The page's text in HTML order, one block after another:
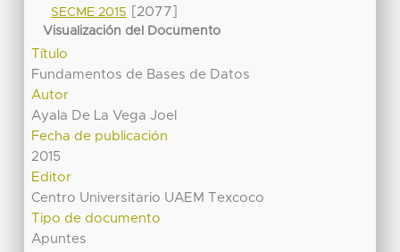
SECME 2015
[2077]
Visualización del Documento
Título
Fundamentos de Bases de Datos
Autor
Ayala De La Vega Joel
Fecha de publicación
2015
Editor
Centro Universitario UAEM Texcoco
Tipo de documento
Apuntes